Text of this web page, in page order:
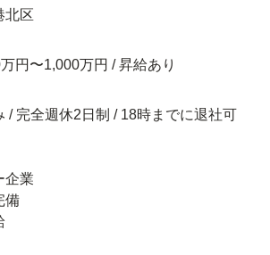
北区
円〜1,000万円 / 昇給あり
/ 完全週休2日制 / 18時までに退社可
企業
備